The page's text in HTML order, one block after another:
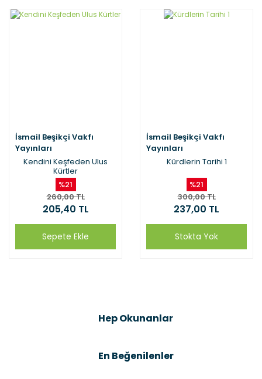
İsmail Beşikçi Vakfı
Yayınları
Kendini Keşfeden Ulus
Kürtler
%21
260,00 TL
205,40 TL
Sepete Ekle
İsmail Beşikçi Vakfı
Yayınları
Kürdlerin Tarihi 1
%21
300,00 TL
237,00 TL
Stokta Yok
Hep Okunanlar
En Beğenilenler